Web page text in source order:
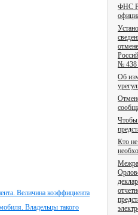
Величина коэффициента
Владельцы такого
ФНС
№ 438
Об
Чтобы
Кто